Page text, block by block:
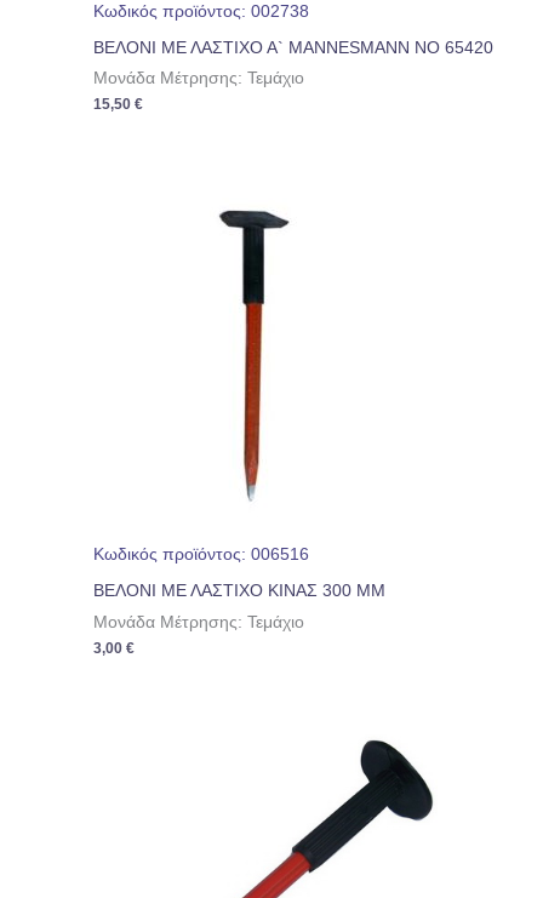
Κωδικός προϊόντος: 002738
ΒΕΛΟΝΙ ΜΕ ΛΑΣΤΙΧΟ Α` MANNESMANN NO 65420
Μονάδα Μέτρησης: Τεμάχιο
15,50€
Κωδικός προϊόντος: 006516
ΒΕΛΟΝΙ ΜΕ ΛΑΣΤΙΧΟ ΚΙΝΑΣ 300 ΜM
Μονάδα Μέτρησης: Τεμάχιο
3,00€